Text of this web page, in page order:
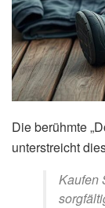
Die berühmte
unterstreicht
Kaufen